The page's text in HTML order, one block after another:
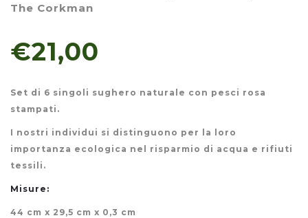
The Corkman
€21,00
Set di 6 singoli sughero naturale con pesci rosa
stampati.
I nostri individui si distinguono per la loro
importanza ecologica nel risparmio di acqua e rifiuti
tessili.
Misure:
44 cm x 29,5 cm x 0,3 cm